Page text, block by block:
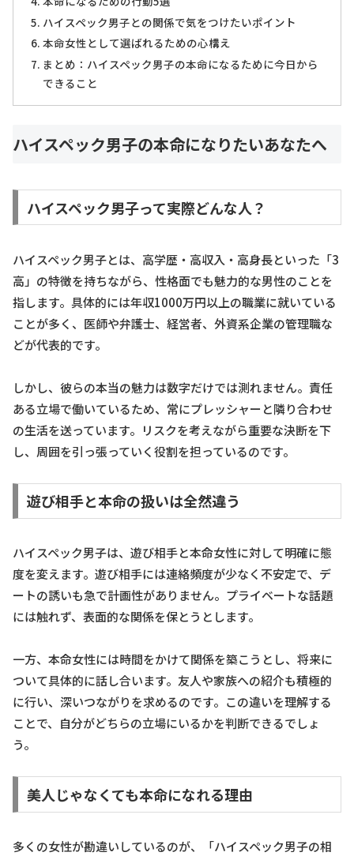
ハイスペック男子との関係で気をつけたいポイント
本命女性として選ばれるための心構え
まとめ：ハイスペック男子の本命になるために今日から
できること
ハイスペック男子の本命になりたいあなたへ
ハイスペック男子って実際どんな人？
ハイスペック男子とは、高学歴・高収入・高身長といった「3
高」の特徴を持ちながら、性格面でも魅力的な男性のことを
指します。具体的には年収1000万円以上の職業に就いている
ことが多く、医師や弁護士、経営者、外資系企業の管理職な
どが代表的です。
しかし、彼らの本当の魅力は数字だけでは測れません。責任
ある立場で働いているため、常にプレッシャーと隣り合わせ
の生活を送っています。リスクを考えながら重要な決断を下
し、周囲を引っ張っていく役割を担っているのです。
遊び相手と本命の扱いは全然違う
ハイスペック男子は、遊び相手と本命女性に対して明確に態
度を変えます。遊び相手には連絡頻度が少なく不安定で、デ
ートの誘いも急で計画性がありません。プライベートな話題
には触れず、表面的な関係を保とうとします。
一方、本命女性には時間をかけて関係を築こうとし、将来に
ついて具体的に話し合います。友人や家族への紹介も積極的
に行い、深いつながりを求めるのです。この違いを理解する
ことで、自分がどちらの立場にいるかを判断できるでしょ
う。
美人じゃなくても本命になれる理由
多くの女性が勘違いしているのが、「ハイスペック男子の相